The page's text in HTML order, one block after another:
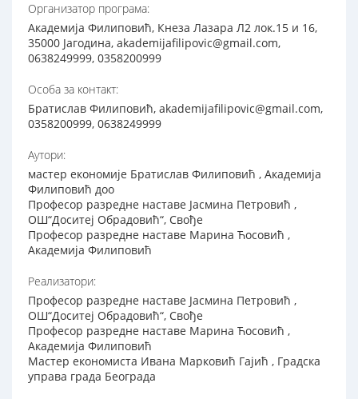
Организатор програма:
Академија Филиповић, Кнеза Лазара Л2 лок.15 и 16,
35000 Јагодина, akademijafilipovic@gmail.com,
0638249999, 0358200999
Особа за контакт:
Братислав Филиповић, akademijafilipovic@gmail.com,
0358200999, 0638249999
Аутори:
мастер економије Братислав Филиповић , Академија
Филиповић доо
Професор разредне наставе Јасмина Петровић ,
ОШ“Доситеј Обрадовић“, Свође
Професор разредне наставе Марина Ћосовић ,
Академија Филиповић
Реализатори:
Професор разредне наставе Јасмина Петровић ,
ОШ“Доситеј Обрадовић“, Свође
Професор разредне наставе Марина Ћосовић ,
Академија Филиповић
Мастер економиста Ивана Марковић Гајић , Градска
управа града Београда